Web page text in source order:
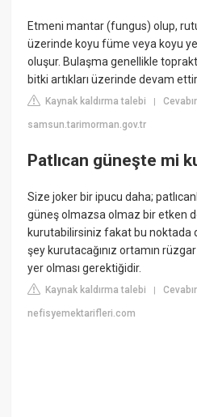
Etmeni mantar (fungus) olup,
üzerinde koyu füme veya koyu
oluşur. Bulaşma genellikle
bitki artıkları üzerinde devam
Kaynak kaldırma talebi |
samsun.tarimorman.gov.tr
Patlıcan güneşte mi
Size joker bir ipucu daha;
güneş olmazsa olmaz bir etken
kurutabilirsiniz fakat bu noktada
şey kurutacağınız ortamın
yer olması gerektiğidir.
Kaynak kaldırma talebi |
nefisyemektarifleri.com